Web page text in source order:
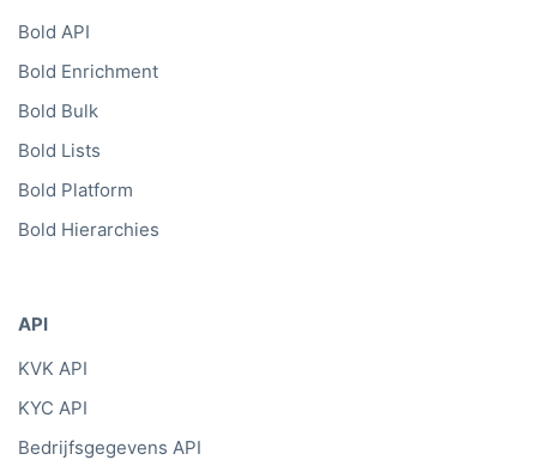
Bold API
Bold Enrichment
Bold Bulk
Bold Lists
Bold Platform
Bold Hierarchies
API
KVK API
KYC API
Bedrijfsgegevens API